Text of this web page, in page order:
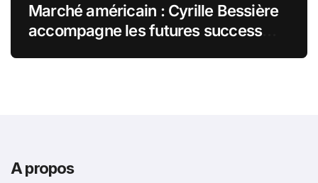
Marché américain : Cyrille Bessière
accompagne les futures success
A propos